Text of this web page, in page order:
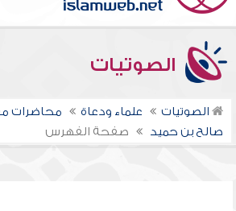
الصوتيات
الصوتيات علماء ودعاة
محاضرات
صالح بن حميد
صفحة الفهرس